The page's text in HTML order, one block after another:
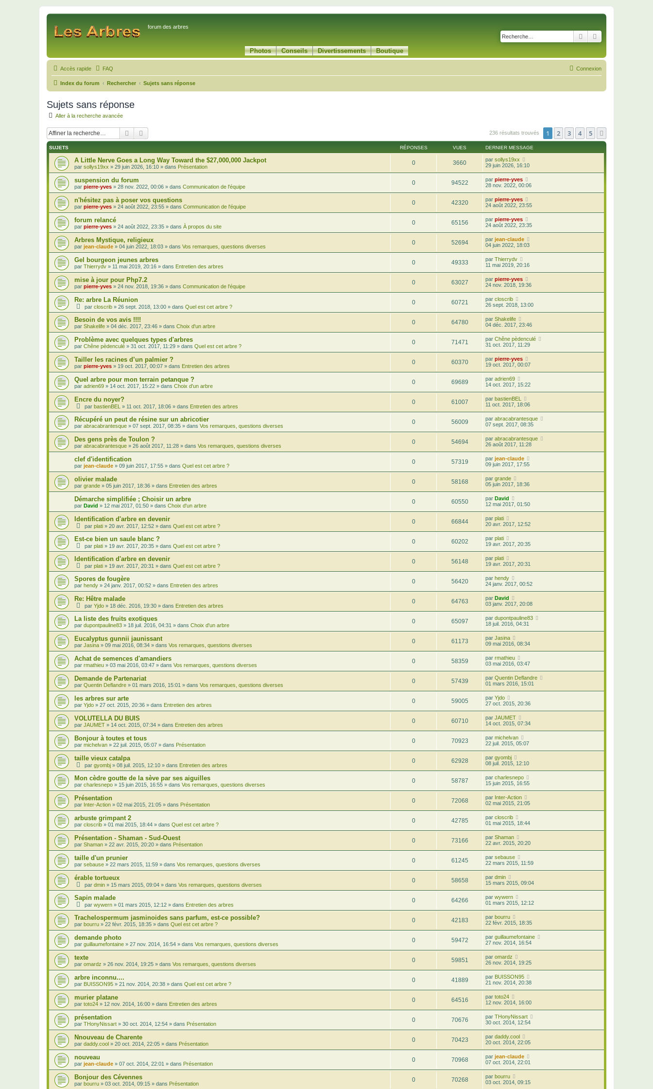
forum des arbres
Rechercher
Photos Conseils Divertissements Boutique
Accès rapide FAQ Connexion
Index du forum Rechercher Sujets sans réponse
Sujets sans réponse
Aller à la recherche avancée
Rechercher 236 résultats trouvés 1 2 3 4 5
SUJETS RÉPONSES VUES DERNIER MESSAGE
A Little Nerve Goes a Long Way Toward the $27,000,000 Jackpot
par sollys19xx » 29 juin 2026, 16:10 » dans Présentation
0 3660 par sollys19xx
29 juin 2026, 16:10
suspension du forum
par pierre-yves » 28 nov. 2022, 00:06 » dans Communication de l'équipe
0 94522 par pierre-yves
28 nov. 2022, 00:06
n'hésitez pas à poser vos questions
par pierre-yves » 24 août 2022, 23:55 » dans Communication de l'équipe
0 42320 par pierre-yves
24 août 2022, 23:55
forum relancé
par pierre-yves » 24 août 2022, 23:35 » dans À propos du site
0 65156 par pierre-yves
24 août 2022, 23:35
Arbres Mystique, religieux
par jean-claude » 04 juin 2022, 18:03 » dans Vos remarques, questions diverses
0 52694 par jean-claude
04 juin 2022, 18:03
Gel bourgeon jeunes arbres
par Thierrydv » 11 mai 2019, 20:16 » dans Entretien des arbres
0 49333 par Thierrydv
11 mai 2019, 20:16
mise à jour pour Php7.2
par pierre-yves » 24 nov. 2018, 19:36 » dans Communication de l'équipe
0 63027 par pierre-yves
24 nov. 2018, 19:36
Re: arbre La Réunion
par closcrib » 26 sept. 2018, 13:00 » dans Quel est cet arbre ?
0 60721 par closcrib
26 sept. 2018, 13:00
Besoin de vos avis !!!!
par Shakelife » 04 déc. 2017, 23:46 » dans Choix d'un arbre
0 64780 par Shakelife
04 déc. 2017, 23:46
Problème avec quelques types d'arbres
par Chêne pèdenculé » 31 oct. 2017, 11:29 » dans Quel est cet arbre ?
0 71471 par Chêne pèdenculé
31 oct. 2017, 11:29
Tailler les racines d’un palmier ?
par pierre-yves » 19 oct. 2017, 00:07 » dans Entretien des arbres
0 60370 par pierre-yves
19 oct. 2017, 00:07
Quel arbre pour mon terrain petanque ?
par adrien69 » 14 oct. 2017, 15:22 » dans Choix d'un arbre
0 69689 par adrien69
14 oct. 2017, 15:22
Encre du noyer?
par bastienBEL » 11 oct. 2017, 18:06 » dans Entretien des arbres
0 61007 par bastienBEL
11 oct. 2017, 18:06
Récupéré un peut de résine sur un abricotier
par abracabrantesque » 07 sept. 2017, 08:35 » dans Vos remarques, questions diverses
0 56009 par abracabrantesque
07 sept. 2017, 08:35
Des gens près de Toulon ?
par abracabrantesque » 26 août 2017, 11:28 » dans Vos remarques, questions diverses
0 54694 par abracabrantesque
26 août 2017, 11:28
clef d'identification
par jean-claude » 09 juin 2017, 17:55 » dans Quel est cet arbre ?
0 57319 par jean-claude
09 juin 2017, 17:55
olivier malade
par grande » 05 juin 2017, 18:36 » dans Entretien des arbres
0 58168 par grande
05 juin 2017, 18:36
Démarche simplifiée ; Choisir un arbre
par David » 12 mai 2017, 01:50 » dans Choix d'un arbre
0 60550 par David
12 mai 2017, 01:50
Identification d'arbre en devenir
par plati » 20 avr. 2017, 12:52 » dans Quel est cet arbre ?
0 66844 par plati
20 avr. 2017, 12:52
Est-ce bien un saule blanc ?
par plati » 19 avr. 2017, 20:35 » dans Quel est cet arbre ?
0 60202 par plati
19 avr. 2017, 20:35
Identification d'arbre en devenir
par plati » 19 avr. 2017, 20:31 » dans Quel est cet arbre ?
0 56148 par plati
19 avr. 2017, 20:31
Spores de fougère
par hendy » 24 janv. 2017, 00:52 » dans Entretien des arbres
0 56420 par hendy
24 janv. 2017, 00:52
Re: Hêtre malade
par Yjdo » 18 déc. 2016, 19:30 » dans Entretien des arbres
0 64763 par David
03 janv. 2017, 20:08
La liste des fruits exotiques
par dupontpauline83 » 18 juil. 2016, 04:31 » dans Choix d'un arbre
0 65097 par dupontpauline83
18 juil. 2016, 04:31
Eucalyptus gunnii jaunissant
par Jasina » 09 mai 2016, 08:34 » dans Vos remarques, questions diverses
0 61173 par Jasina
09 mai 2016, 08:34
Achat de semences d'amandiers
par rmathieu » 03 mai 2016, 03:47 » dans Vos remarques, questions diverses
0 58359 par rmathieu
03 mai 2016, 03:47
Demande de Partenariat
par Quentin Deflandre » 01 mars 2016, 15:01 » dans Vos remarques, questions diverses
0 57439 par Quentin Deflandre
01 mars 2016, 15:01
les arbres sur arte
par Yjdo » 27 oct. 2015, 20:36 » dans Entretien des arbres
0 59005 par Yjdo
27 oct. 2015, 20:36
VOLUTELLA DU BUIS
par JAUMET » 14 oct. 2015, 07:34 » dans Entretien des arbres
0 60710 par JAUMET
14 oct. 2015, 07:34
Bonjour à toutes et tous
par michelvan » 22 juil. 2015, 05:07 » dans Présentation
0 70923 par michelvan
22 juil. 2015, 05:07
taille vieux catalpa
par gyombj » 08 juil. 2015, 12:10 » dans Entretien des arbres
0 62928 par gyombj
08 juil. 2015, 12:10
Mon cèdre goutte de la sève par ses aiguilles
par charlesnepo » 15 juin 2015, 16:55 » dans Vos remarques, questions diverses
0 58787 par charlesnepo
15 juin 2015, 16:55
Présentation
par Inter-Action » 02 mai 2015, 21:05 » dans Présentation
0 72068 par Inter-Action
02 mai 2015, 21:05
arbuste grimpant 2
par closcrib » 01 mai 2015, 18:44 » dans Quel est cet arbre ?
0 42785 par closcrib
01 mai 2015, 18:44
Présentation - Shaman - Sud-Ouest
par Shaman » 22 avr. 2015, 20:20 » dans Présentation
0 73166 par Shaman
22 avr. 2015, 20:20
taille d'un prunier
par sebause » 22 mars 2015, 11:59 » dans Vos remarques, questions diverses
0 61245 par sebause
22 mars 2015, 11:59
érable tortueux
par dmin » 15 mars 2015, 09:04 » dans Vos remarques, questions diverses
0 58658 par dmin
15 mars 2015, 09:04
Sapin malade
par wywern » 01 mars 2015, 12:12 » dans Entretien des arbres
0 64266 par wywern
01 mars 2015, 12:12
Trachelospermum jasminoides sans parfum, est-ce possible?
par bourru » 22 févr. 2015, 18:35 » dans Quel est cet arbre ?
0 42183 par bourru
22 févr. 2015, 18:35
demande photo
par guillaumefontaine » 27 nov. 2014, 16:54 » dans Vos remarques, questions diverses
0 59472 par guillaumefontaine
27 nov. 2014, 16:54
texte
par omardz » 26 nov. 2014, 19:25 » dans Vos remarques, questions diverses
0 59851 par omardz
26 nov. 2014, 19:25
arbre inconnu....
par BUISSON95 » 21 nov. 2014, 20:38 » dans Quel est cet arbre ?
0 41889 par BUISSON95
21 nov. 2014, 20:38
murier platane
par toto24 » 12 nov. 2014, 16:00 » dans Entretien des arbres
0 64516 par toto24
12 nov. 2014, 16:00
présentation
par THonyNissart » 30 oct. 2014, 12:54 » dans Présentation
0 70676 par THonyNissart
30 oct. 2014, 12:54
Nnouveau de Charente
par daddy.cool » 20 oct. 2014, 22:05 » dans Présentation
0 70423 par daddy.cool
20 oct. 2014, 22:05
nouveau
par jean-claude » 07 oct. 2014, 22:01 » dans Présentation
0 70968 par jean-claude
07 oct. 2014, 22:01
Bonjour des Cévennes
par bourru » 03 oct. 2014, 09:15 » dans Présentation
0 70268 par bourru
03 oct. 2014, 09:15